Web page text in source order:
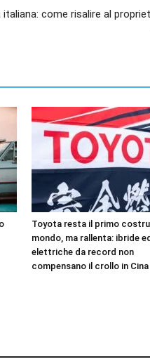
italiana: come risalire al
Toyota resta il primo
mondo, ma rallenta: ibride
elettriche da record non
compensano il crollo in Cina